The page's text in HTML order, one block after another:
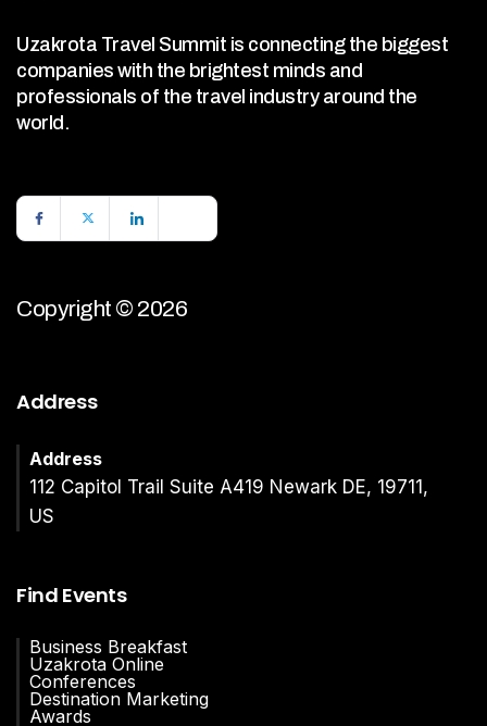
Uzakrota Travel Summit is connecting the biggest
companies with the brightest minds and
professionals of the travel industry around the
world.
Copyright © 2026
Address
Address
112 Capitol Trail Suite A419 Newark DE, 19711,
US
Find Events
Business Breakfast
Uzakrota Online
Conferences
Destination Marketing
Awards